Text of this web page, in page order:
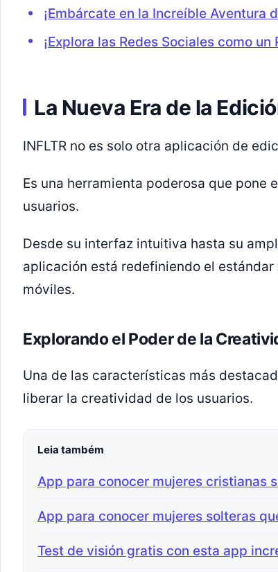
¡Embárcate en la Increíble Aventura
¡Explora las Redes Sociales como
La Nueva Era de la
INFLTR no es solo otra aplicación de
Es una herramienta poderosa que pone
usuarios.
Desde su interfaz intuitiva hasta su
aplicación está redefiniendo el
móviles.
Explorando el Poder de la
Una de las características más
liberar la creatividad de los usuarios.
Leia também
App para conocer mujeres cristianas
App para conocer mujeres solteras
Test de visión gratis con esta app